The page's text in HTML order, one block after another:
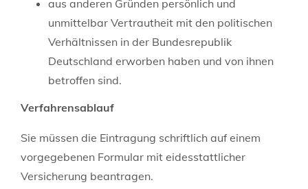
aus anderen Gründen persönlich und
unmittelbar Vertrautheit mit den politischen
Verhältnissen in der Bundesrepublik
Deutschland erworben haben und von ihnen
betroffen sind.
Verfahrensablauf
Sie müssen die Eintragung schriftlich auf einem
vorgegebenen Formular mit eidesstattlicher
Versicherung beantragen.